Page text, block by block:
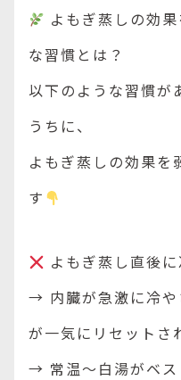
よもぎ蒸しの効
な習慣とは？
以下のような習慣が
うちに、
よもぎ蒸しの効果を
す
よもぎ蒸し直後
→ 内臓が急激に冷や
が一気にリセットさ
→ 常温〜白湯がベス